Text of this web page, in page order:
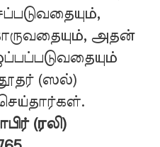
அதன்
(ஸல்)
(ரலி)